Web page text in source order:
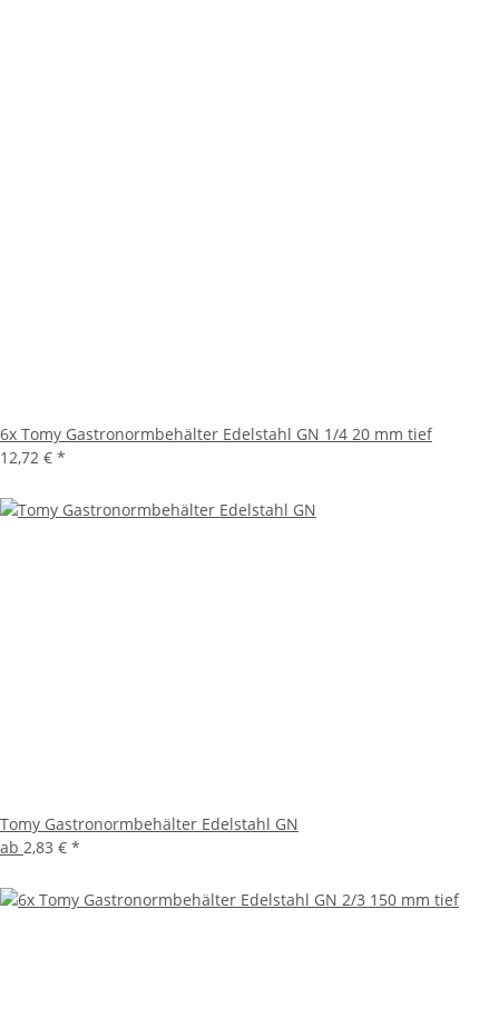
6x Tomy Gastronormbehälter Edelstahl GN 1/4 20 mm tief
12,72 € *
Tomy Gastronormbehälter Edelstahl GN
ab 2,83 € *